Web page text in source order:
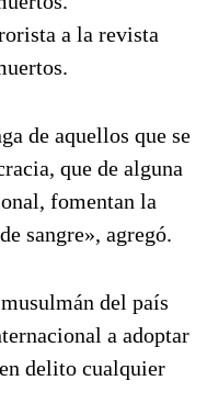
a la revista
de aquellos que se
que de alguna
fomentan la
sangre», agregó.
del país
a adoptar
delito cualquier